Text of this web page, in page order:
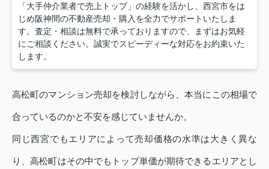
「大手仲介業者で売上トップ」の経験を活かし、西宮市をは
じめ阪神間の不動産売却・購入を全力でサポートいたしま
す。査定・相談は無料で承っておりますので、まずはお気軽
にご相談ください。誠実でスピーディーな対応をお約束いた
します。
高松町のマンション売却を検討しながら、本当にこの相場で
合っているのかと不安を感じていませんか。
同じ西宮でもエリアによって売却価格の水準は大きく異な
り、高松町はその中でもトップ単価が期待できるエリアとし